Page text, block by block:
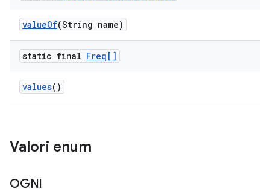
valueOf(String name)
static final Freq[]
values()
Valori enum
OGNI